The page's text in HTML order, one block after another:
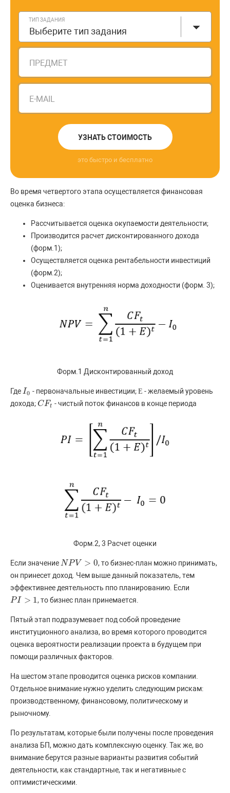
ТИП ЗАДАНИЯ
Выберите тип задания
ПРЕДМЕТ
E-MAIL
УЗНАТЬ СТОИМОСТЬ
это быстро и бесплатно
Во время четвертого этапа осуществляется финансовая
оценка бизнеса:
Рассчитывается оценка окупаемости деятельности;
Производится расчет дисконтированного дохода
(форм.1);
Осуществляется оценка рентабельности инвестиций
(форм.2);
Оценивается внутренняя норма доходности (форм. 3);
Форм.1 Дисконтированный доход
ГдеI0
I0 - первоначальные инвестиции; Е
Е - желаемый уровень
дохода;CFt
CFt - чистый поток финансов в конце периода
Форм.2, 3 Расчет оценки
Если значениеNP V > 0
NPV>0
, то бизнес-план можно принимать,
он принесет доход. Чем выше данный показатель, тем
эффективнее деятельность ппо планированию. Если
PI > 1
PI> , то бизнес план принемается.
Пятый этап подразумевает под собой проведение
институционного анализа, во время которого проводится
оценка вероятности реализации проекта в будущем при
помощи различных факторов.
На шестом этапе проводится оценка рисков компании.
Отдельное внимание нужно уделить следующим рискам:
производственному, финансовому, политическому и
рыночному.
По результатам, которые были получены после проведения
анализа БП, можно дать комплексную оценку. Так же, во
внимание берутся разные варианты развития событий
деятельности, как стандартные, так и негативные с
оптимистическими.